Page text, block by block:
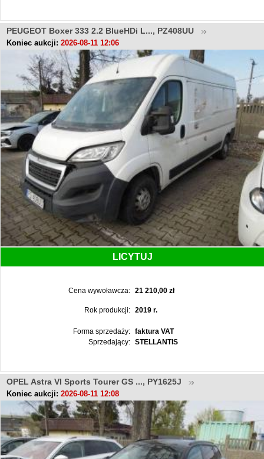
PEUGEOT Boxer 333 2.2 BlueHDi L..., PZ408UU
Koniec aukcji: 2026-08-11 12:06
LICYTUJ
Cena wywoławcza: 21 210,00 zł
Rok produkcji: 2019 r.
Forma sprzedaży:
faktura VAT
Sprzedający:
STELLANTIS
OPEL Astra VI Sports Tourer GS ..., PY1625J
Koniec aukcji: 2026-08-11 12:08